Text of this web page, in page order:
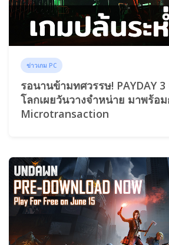
ข่าวเกม PC
รอนานข้ามทศวรรษ! PAYDAY
โลกเผยวันวางจำหน่าย มาพร้อ
Microtransaction